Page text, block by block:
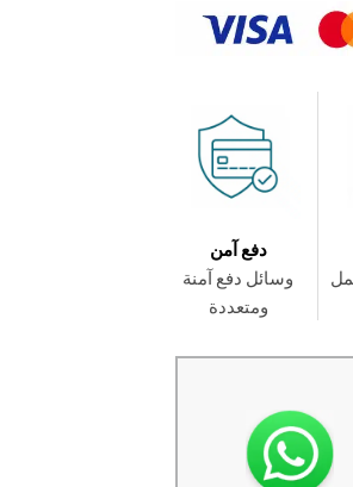
دفع آمن
وسائل دفع آمنة
ومتعددة